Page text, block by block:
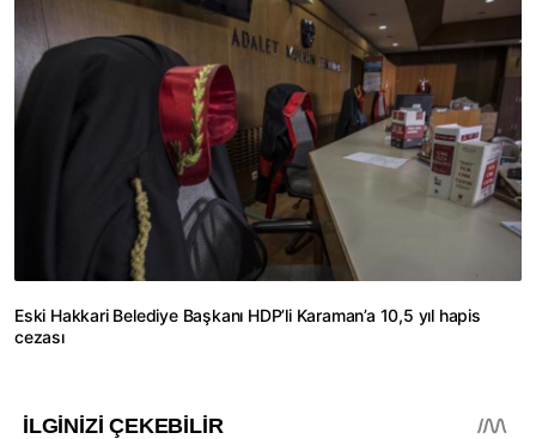
Eski Hakkari Belediye Başkanı HDP’li Karaman’a 10,5 yıl hapis
cezası